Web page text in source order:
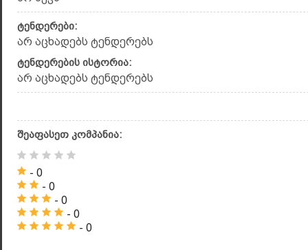
ტენდერები:
არ აცხადებს ტენდერებს
ტენდერების ისტორია:
არ აცხადებს ტენდერებს
შეაფასეთ კომპანია:
- 0
- 0
- 0
- 0
- 0